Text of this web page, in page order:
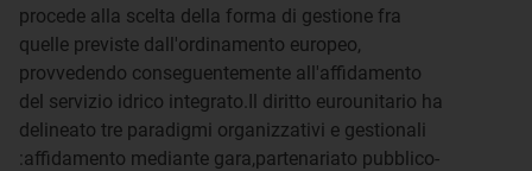
procede alla scelta della forma di gestione fra
quelle previste dall'ordinamento europeo,
provvedendo conseguentemente all'affidamento
del servizio idrico integrato.Il diritto eurounitario ha
delineato tre paradigmi organizzativi e gestionali
:affidamento mediante gara,partenariato pubblico-